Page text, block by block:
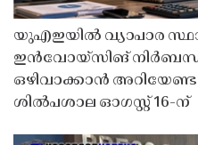
യുഎഇയിൽ വ്യാപാര
ഇൻവോയ്സിങ്
ഒഴിവാക്കാൻ
ശിൽപശാല ഓഗസ്റ്റ് 16-ന്